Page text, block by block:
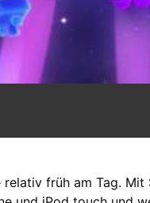
früh am Tag. Mit